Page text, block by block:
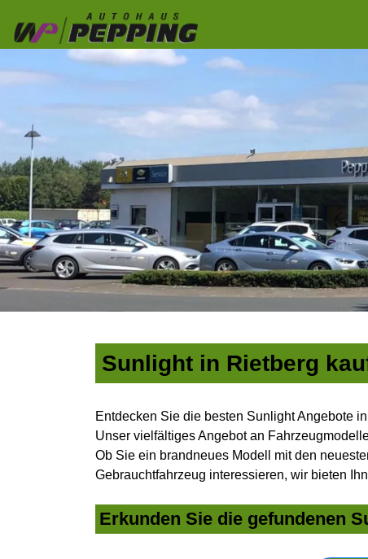
Sunlight in Rietberg
Entdecken Sie die besten Sunlight Angebote
Unser vielfältiges Angebot an
Ob Sie ein brandneues Modell mit den
Gebrauchtfahrzeug interessieren, wir bieten
Erkunden Sie die gefundenen